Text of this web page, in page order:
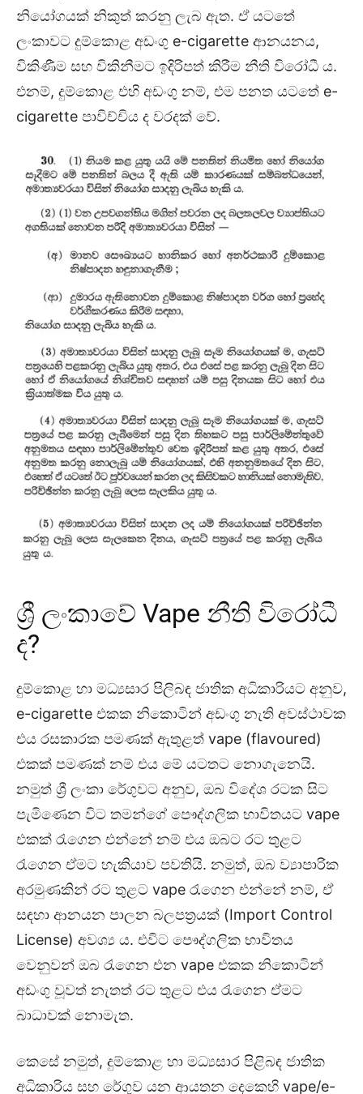
නියෝගයක් නිකුත් කරනු ලැබ ඇත. ඒ යටතේ
ලංකාවට දුම්කොළ අඩංගු e-cigarette ආනයනය,
විකිණීම සහ විකිනීමට ඉදිරිපත් කිරීම නීති විරෝධී ය.
එනම්, දුම්කොළ එහි අඩංගු නම්, එම පනත යටතේ e-
cigarette පාවිච්චිය ද වරදක් වේ.
ශ්‍රී ලංකාවේ Vape නීති විරෝධී
ද?
දුම්කොළ හා මධ්‍යසාර පිලිබඳ ජාතික අධිකාරියට අනුව,
e-cigarette එකක නිකොටින් අඩංගු නැති අවස්ථාවක
එය රසකාරක පමණක් ඇතුළත් vape (flavoured)
එකක් පමණක් නම් එය මේ යටතට නොගැනෙයි.
නමුත් ශ්‍රී ලංකා රේගුවට අනුව, ඔබ විදේශ රටක සිට
පැමිණෙන විට තමන්ගේ පෞද්ගලික භාවිතයට vape
එකක් රැගෙන එන්නේ නම් එය ඔබට රට තුළට
රැගෙන ඒමට හැකියාව පවතියි. නමුත්, ඔබ ව්‍යාපාරික
අරමුණකින් රට තුළට vape රැගෙන එන්නේ නම්, ඒ
සඳහා ආනයන පාලන බලපත්‍රයක් (Import Control
License) අවශ්‍ය ය. එවිට පෞද්ගලික භාවිතය
වෙනුවන් ඔබ රැගෙන එන vape එකක නිකොටින්
අඩංගු වූවත් නැතත් රට තුළට එය රැගෙන ඒමට
බාධාවක් නොමැත.
කෙසේ නමුත්, දුම්කොළ හා මධ්‍යසාර පිළිබඳ ජාතික
අධිකාරිය සහ රේගුව යන ආයතන දෙකෙහි vape/e-